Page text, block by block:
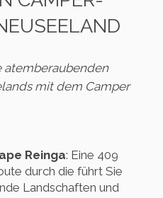
atemberaubenden
mit dem Camper
Reinga: Eine 409
durch die führt Sie
Landschaften und